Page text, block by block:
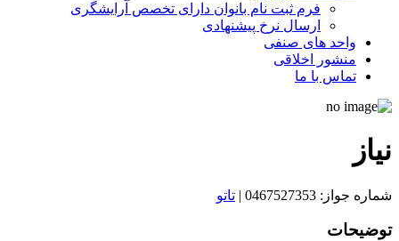
فرم ثبت نام بانوان دارای تخصص آرایشگری
ارسال نرخ پیشنهادی
واحد های صنفی
منشور اخلاقی
تماس با ما
نياز
شماره جواز: 0467527353 | تاتو
توضیحات